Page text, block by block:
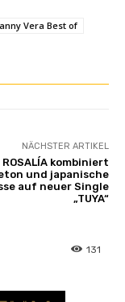
Vera Best of
NÄCHSTER ARTIKEL
ROSALÍA kombiniert
und japanische
auf neuer Single
„TUYA“
131